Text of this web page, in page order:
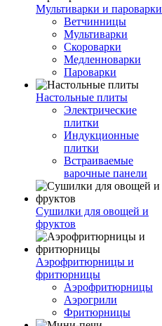
Мультиварки и пароварки
Ветчинницы
Мультиварки
Скороварки
Медленноварки
Пароварки
Настольные плиты
Электрические
плитки
Индукционные
плитки
Встраиваемые
варочные панели
Сушилки для овощей и
фруктов
Аэрофритюрницы и
фритюрницы
Аэрофритюрницы
Аэрогрили
Фритюрницы